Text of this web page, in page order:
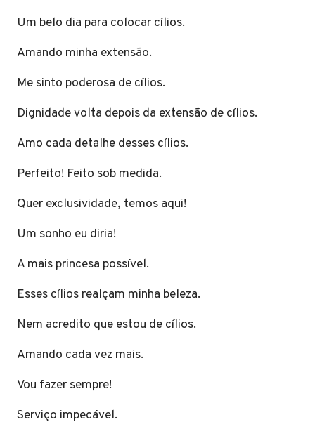
Um belo dia para colocar cílios.
Amando minha extensão.
Me sinto poderosa de cílios.
Dignidade volta depois da extensão de cílios.
Amo cada detalhe desses cílios.
Perfeito! Feito sob medida.
Quer exclusividade, temos aqui!
Um sonho eu diria!
A mais princesa possível.
Esses cílios realçam minha beleza.
Nem acredito que estou de cílios.
Amando cada vez mais.
Vou fazer sempre!
Serviço impecável.